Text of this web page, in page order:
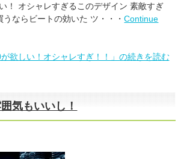
！ オシャレすぎるこのデザイン 素敵すぎ
うならビートの効いた ツ・・・Continue
が欲しい！オシャレすぎ！！」の続きを読む
気もいいし！